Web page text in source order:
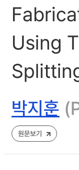
Using
박지훈
원문보기